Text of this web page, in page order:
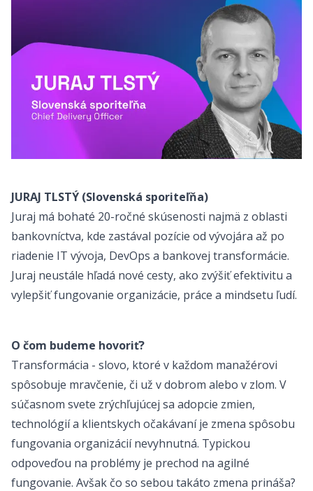
JURAJ TLSTÝ (Slovenská sporiteľňa)
Juraj má bohaté 20-ročné skúsenosti najmä z oblasti
bankovníctva, kde zastával pozície od vývojára až po
riadenie IT vývoja, DevOps a bankovej transformácie.
Juraj neustále hľadá nové cesty, ako zvýšiť efektivitu a
vylepšiť fungovanie organizácie, práce a mindsetu ľudí.
O čom budeme hovoriť?
Transformácia - slovo, ktoré v každom manažérovi
spôsobuje mravčenie, či už v dobrom alebo v zlom. V
súčasnom svete zrýchľujúcej sa adopcie zmien,
technológií a klientskych očakávaní je zmena spôsobu
fungovania organizácií nevyhnutná. Typickou
odpoveďou na problémy je prechod na agilné
fungovanie. Avšak čo so sebou takáto zmena prináša?